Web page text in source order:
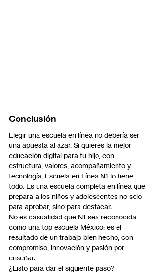
Conclusión
Elegir una escuela en línea no debería ser
una apuesta al azar. Si quieres la mejor
educación digital para tu hijo, con
estructura, valores, acompañamiento y
tecnología, Escuela en Línea N1 lo tiene
todo. Es una escuela completa en línea que
prepara a los niños y adolescentes no solo
para aprobar, sino para destacar.
No es casualidad que N1 sea reconocida
como una top escuela México: es el
resultado de un trabajo bien hecho, con
compromiso, innovación y pasión por
enseñar.
¿Listo para dar el siguiente paso?